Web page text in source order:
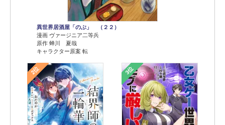
異世界居酒屋「のぶ」 （２２）
漫画 ヴァージニア二等兵
原作 蝉川 夏哉
キャラクター原案 転
2位 3位